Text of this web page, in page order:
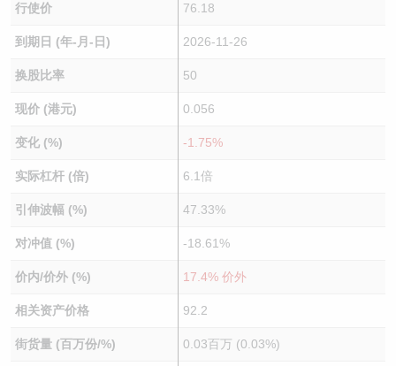
行使价 76.18
到期日 (年-月-日) 2026-11-26
换股比率 50
现价 (港元) 0.056
变化 (%) -1.75%
实际杠杆 (倍) 6.1倍
引伸波幅 (%) 47.33%
对冲值 (%) -18.61%
价内/价外 (%) 17.4% 价外
相关资产价格 92.2
街货量 (百万份/%) 0.03百万 (0.03%)